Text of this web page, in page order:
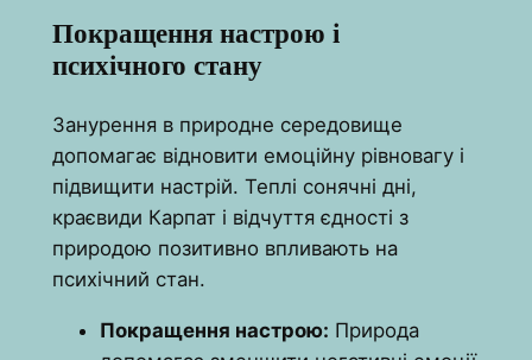
Покращення настрою і
психічного стану
Занурення в природне середовище
допомагає відновити емоційну рівновагу і
підвищити настрій. Теплі сонячні дні,
краєвиди Карпат і відчуття єдності з
природою позитивно впливають на
психічний стан.
Покращення настрою: Природа